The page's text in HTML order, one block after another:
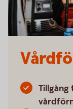
Tillgång